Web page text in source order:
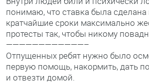
понимаю, что ставка была сделана
кратчайшие сроки максимально
протесты так, чтобы никому
————————————–
Отпущенных ребят нужно было
первую помощь, накормить, дать
и отвезти домой.